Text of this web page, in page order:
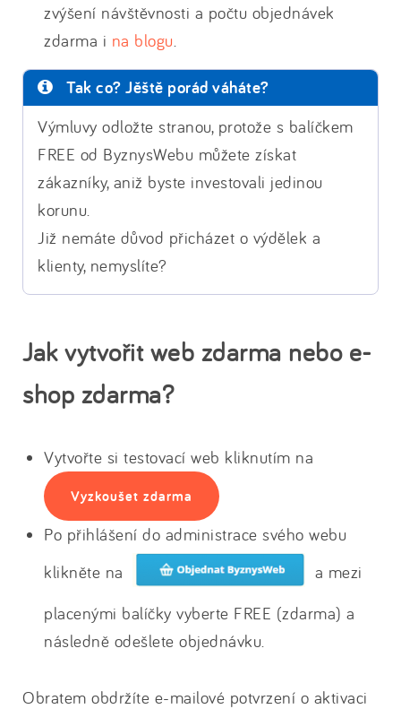
zvýšení návštěvnosti a počtu objednávek
zdarma i na blogu
Tak co? Jěště porád váháte?
Výmluvy odložte stranou, protože s balíčkem
FREE od ByznysWebu můžete získat
zákazníky, aniž byste investovali jedinou
korunu.
Již nemáte důvod přicházet o výdělek a
klienty, nemyslíte?
Jak vytvořit web zdarma nebo e-
shop zdarma?
Vytvořte si testovací web kliknutím na
Vyzkoušet zdarma
Po přihlášení do administrace svého webu
klikněte na
a mezi
placenými balíčky vyberte FREE (zdarma) a
následně odešlete objednávku.
Obratem obdržíte e-mailové potvrzení o aktivaci